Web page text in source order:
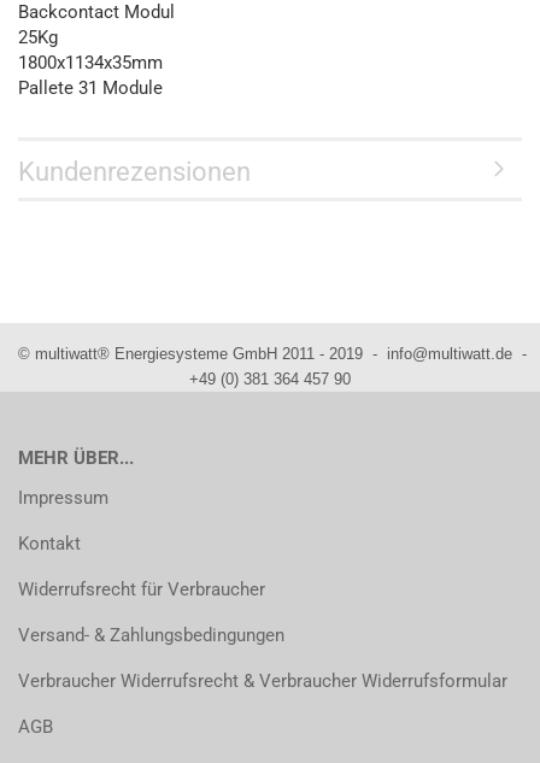
Backcontact Modul
25Kg
1800x1134x35mm
Pallete 31 Module
Kundenrezensionen
© multiwatt® Energiesysteme GmbH 2011 - 2019 - info@multiwatt.de -
+49 (0) 381 364 457 90
MEHR ÜBER...
Impressum
Kontakt
Widerrufsrecht für Verbraucher
Versand- & Zahlungsbedingungen
Verbraucher Widerrufsrecht & Verbraucher Widerrufsformular
AGB